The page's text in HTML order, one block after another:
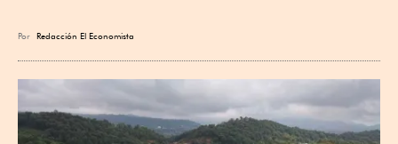
Por Redacción El Economista